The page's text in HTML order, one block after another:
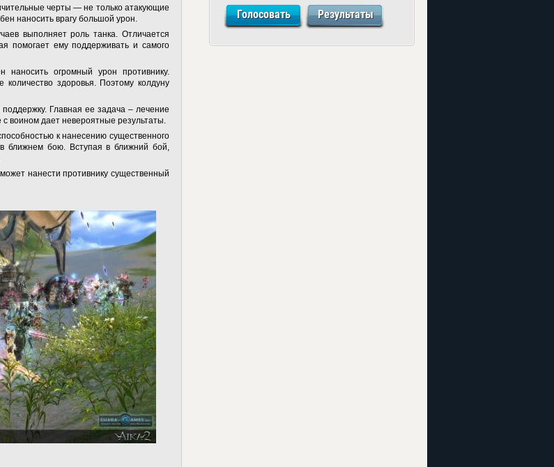
черты — не только атакующие
наносить врагу большой урон.
выполняет роль танка. Отличается
помогает ему поддерживать и самого
огромный урон противнику.
здоровья. Поэтому колдуну
Главная ее задача – лечение
с воином дает невероятные результаты.
к нанесению существенного
ближнем бою. Вступая в ближний бой,
нанести противнику существенный